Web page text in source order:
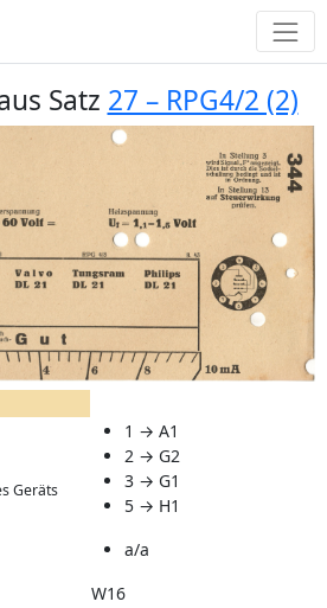
Satz 27 – RPG4/2 (2)
Geräts
1 → A1
2 → G2
3 → G1
5 → H1
a/a
W16